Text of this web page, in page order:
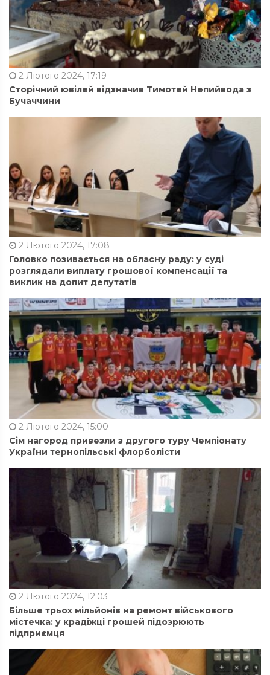
2 Лютого 2024, 17:19
Сторічний ювілей відзначив Тимотей Непийвода з
Бучаччини
2 Лютого 2024, 17:08
Головко позивається на обласну раду: у суді
розглядали виплату грошової компенсації та
виклик на допит депутатів
2 Лютого 2024, 15:00
Сім нагород привезли з другого туру Чемпіонату
України тернопільські флорболісти
2 Лютого 2024, 12:03
Більше трьох мільйонів на ремонт військового
містечка: у крадіжці грошей підозрюють
підприємця